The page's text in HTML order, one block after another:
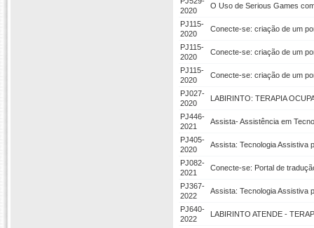
2020
O Uso de Serious Games
PJ115-
2020
Conecte-se: criação de um
PJ115-
2020
Conecte-se: criação de um
PJ115-
2020
Conecte-se: criação de um
PJ027-
2020
LABIRINTO: TERAPIA
PJ446-
2021
Assista- Assistência em
PJ405-
2020
Assista: Tecnologia Assistiva
PJ082-
2021
Conecte-se: Portal de
PJ367-
2022
Assista: Tecnologia Assistiva
PJ640-
2022
LABIRINTO ATENDE -